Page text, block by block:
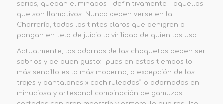
serios, quedan eliminados – definitivamente – aquellos
que son llamativos. Nunca deben verse en la
Charrería, todos los tintes claros que denigren o
pongan en tela de juicio la virilidad de quien los usa.
Actualmente, los adornos de las chaquetas deben ser
sobrios y de buen gusto; pues en estos tiempos lo
más sencillo es lo más moderno, a excepción de los
trajes y pantalones » cachiruleados” o adornados en
minuciosa y artesanal combinación de gamuzas